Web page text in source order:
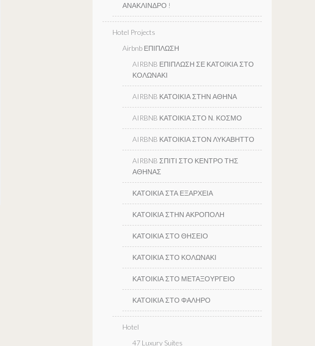
ΑΝΑΚΛΙΝΔΡΟ !
Hotel Projects
Airbnb ΕΠΙΠΛΩΣΗ
AIRBNB ΕΠΙΠΛΩΣΗ ΣΕ ΚΑΤΟΙΚΙΑ ΣΤΟ
ΚΟΛΩΝΑΚΙ
AIRBNB ΚΑΤΟΙΚΙΑ ΣΤΗΝ ΑΘΗΝΑ
AIRBNB ΚΑΤΟΙΚΙΑ ΣΤΟ Ν. ΚΟΣΜΟ
AIRBNB ΚΑΤΟΙΚΙΑ ΣΤΟΝ ΛΥΚΑΒΗΤΤΟ
AIRBNB ΣΠΙΤΙ ΣΤΟ ΚΕΝΤΡΟ ΤΗΣ
ΑΘΗΝΑΣ
ΚΑΤΟΙΚΙΑ ΣΤΑ ΕΞΑΡΧΕΙΑ
ΚΑΤΟΙΚΙΑ ΣΤΗΝ ΑΚΡΟΠΟΛΗ
ΚΑΤΟΙΚΙΑ ΣΤΟ ΘΗΣΕΙΟ
ΚΑΤΟΙΚΙΑ ΣΤΟ ΚΟΛΩΝΑΚΙ
ΚΑΤΟΙΚΙΑ ΣΤΟ ΜΕΤΑΞΟΥΡΓΕΙΟ
ΚΑΤΟΙΚΙΑ ΣΤΟ ΦΑΛΗΡΟ
Hotel
47 Luxury Suites